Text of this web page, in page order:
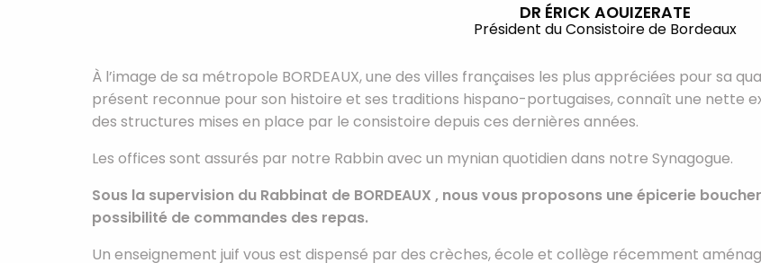
DR ÉRICK AOUIZERATE
Président du Consistoire de Bordeaux
À l’image de sa métropole BORDEAUX, une des villes françaises les plus appréciées pour sa
présent reconnue pour son histoire et ses traditions hispano-portugaises, connaît une nette
des structures mises en place par le consistoire depuis ces dernières années.
Les offices sont assurés par notre Rabbin avec un mynian quotidien dans notre Synagogue.
Sous la supervision du Rabbinat de BORDEAUX , nous vous proposons une épicerie
possibilité de commandes des repas.
Un enseignement juif vous est dispensé par des crèches, école et collège récemment